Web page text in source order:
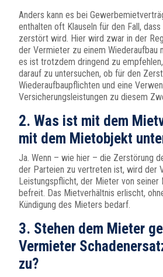
Anders kann es bei
enthalten oft Klauseln für den Fall,
zerstört wird. Hier wird zwar in der
der Vermieter zu einem Wiederaufbau
es ist trotzdem dringend zu
darauf zu untersuchen, ob für den
Wiederaufbaupflichten und eine
Versicherungsleistungen zu diesem
2. Was ist mit dem
mit dem Mietobjekt
Ja. Wenn – wie hier – die Zerstörung
der Parteien zu vertreten ist, wird der
Leistungspflicht, der Mieter von seiner
befreit. Das Mietverhältnis erlischt,
Kündigung des Mieters bedarf.
3. Stehen dem Mieter
Vermieter
zu?